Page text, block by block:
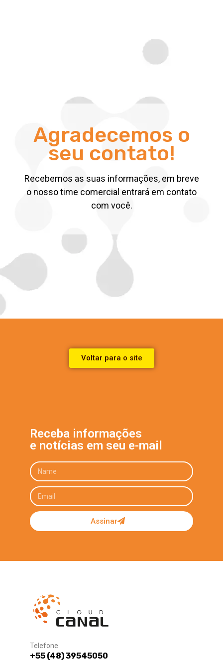
Agradecemos o
seu contato!
Recebemos as suas informações, em breve
o nosso time comercial entrará em contato
com você.
Voltar para o site
Receba informações
e notícias em seu e-mail
Assinar
Telefone
+55 (48) 39545050